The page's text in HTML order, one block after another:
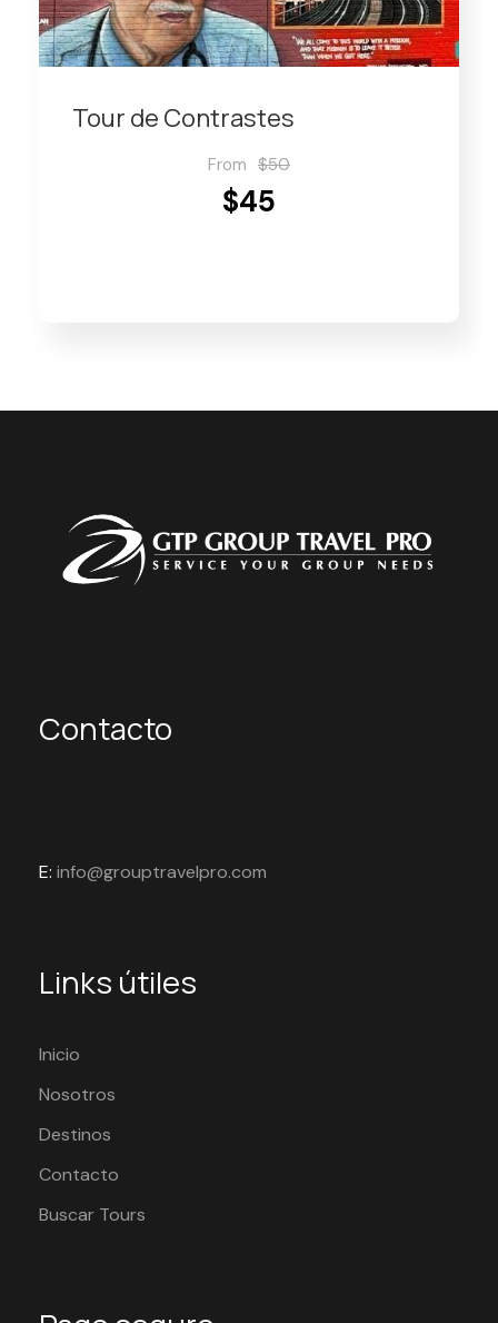
Tour de Contrastes
From $50
$45
Contacto
E: info@grouptravelpro.com
Links útiles
Inicio
Nosotros
Destinos
Contacto
Buscar Tours